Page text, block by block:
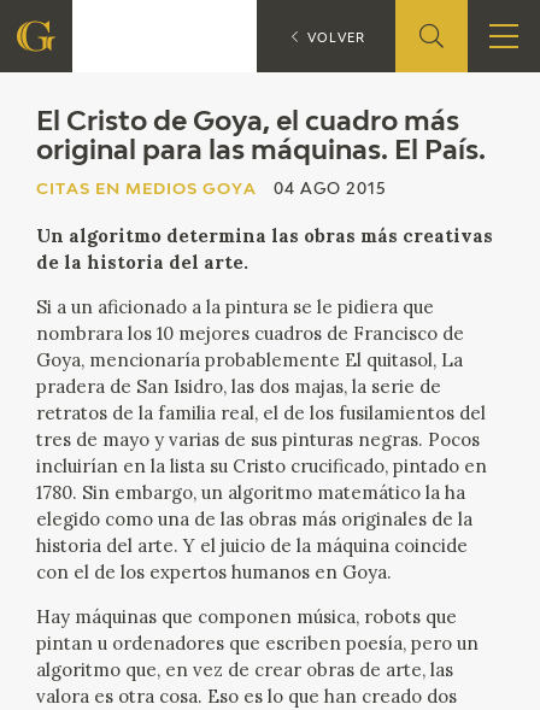
FUNDACIÓN
CENTRO DE INVESTIGACIÓN Y DOCUMENTACIÓN
ACCIÓN CORPORATIVA
SEDE
CONTACTO
PROGRAMACIÓN
EXPOSICIONES
ACTIVIDADES
ACTUALIDAD
El Cristo de Goya, el cuadro más
original para las máquinas. El País.
CITAS EN MEDIOS GOYA 04 AGO 2015
Un algoritmo determina las obras más creativas
de la historia del arte.
Si a un aficionado a la pintura se le pidiera que
nombrara los 10 mejores cuadros de Francisco de
Goya, mencionaría probablemente El quitasol, La
pradera de San Isidro, las dos majas, la serie de
retratos de la familia real, el de los fusilamientos del
tres de mayo y varias de sus pinturas negras. Pocos
incluirían en la lista su Cristo crucificado, pintado en
1780. Sin embargo, un algoritmo matemático la ha
elegido como una de las obras más originales de la
historia del arte. Y el juicio de la máquina coincide
con el de los expertos humanos en Goya.
Hay máquinas que componen música, robots que
pintan u ordenadores que escriben poesía, pero un
algoritmo que, en vez de crear obras de arte, las
valora es otra cosa. Eso es lo que han creado dos
CITAS EN MEDIOS GOYA
VOLVER